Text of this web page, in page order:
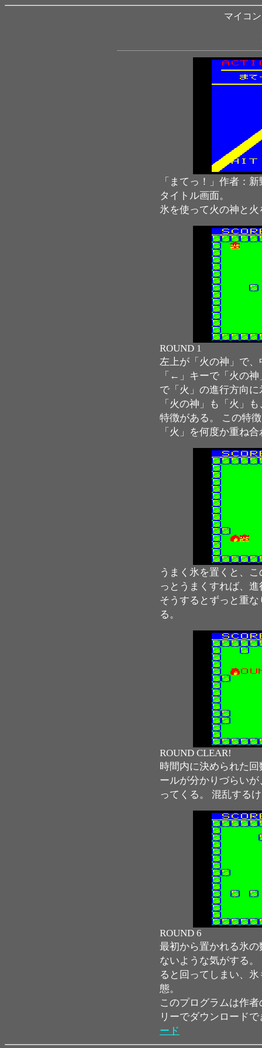
マイコ
「まてっ！」作者：
タイトル画面。
氷を使って火の神と
ROUND 1
左上が「火の神」で
「←」キーで「火の
で「火」の進行方向
「火の神」も「火」
特徴がある。 この特
「火」を何度か重ね
うまく氷を置くと、
っとうまくすれば、
そうするとずっと重
る。
ROUND CLEAR!
時間内に決められた
ールが分かりづらい
ってくる。 混乱する
ROUND 6
最初から置かれる氷
ないような気がする
ると回ってしまい、
態。
このプログラムは作
リーでダウンロード
ード